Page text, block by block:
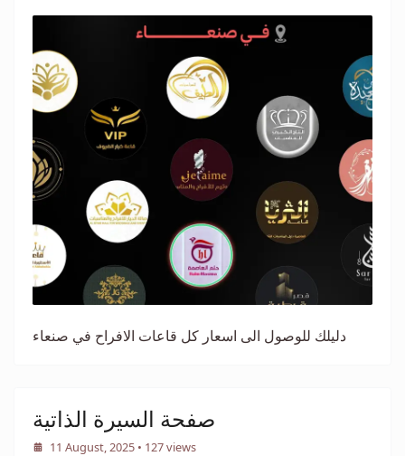
دليلك للوصول الى اسعار كل قاعات الافراح في صنعاء
صفحة السيرة الذاتية
11 August, 2025 • 127 views